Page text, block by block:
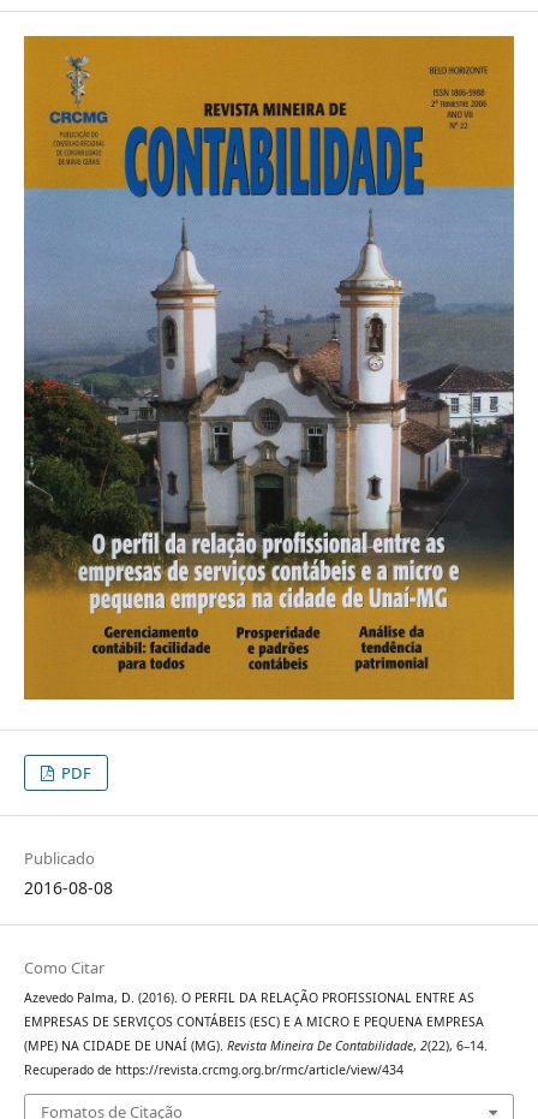
PDF
Publicado
2016-08-08
Como Citar
Azevedo Palma, D. (2016). O PERFIL DA RELAÇÃO PROFISSIONAL ENTRE AS
EMPRESAS DE SERVIÇOS CONTÁBEIS (ESC) E A MICRO E PEQUENA EMPRESA
(MPE) NA CIDADE DE UNAÍ (MG). Revista Mineira De Contabilidade, 2(22), 6–14.
Recuperado de https://revista.crcmg.org.br/rmc/article/view/434
Fomatos de Citação